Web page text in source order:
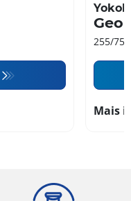
255/75
Mais